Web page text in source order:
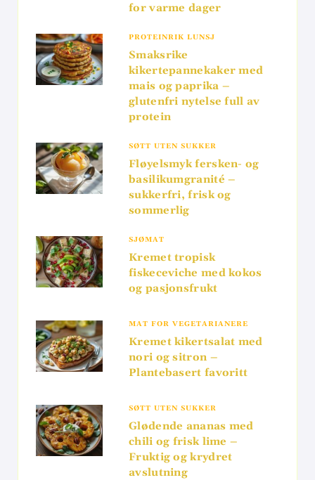
for varme dager
PROTEINRIK LUNSJ
Smaksrike
kikertepannekaker med
mais og paprika –
glutenfri nytelse full av
protein
SØTT UTEN SUKKER
Fløyelsmyk fersken- og
basilikumgranité –
sukkerfri, frisk og
sommerlig
SJØMAT
Kremet tropisk
fiskeceviche med kokos
og pasjonsfrukt
MAT FOR VEGETARIANERE
Kremet kikertsalat med
nori og sitron –
Plantebasert favoritt
SØTT UTEN SUKKER
Glødende ananas med
chili og frisk lime –
Fruktig og krydret
avslutning